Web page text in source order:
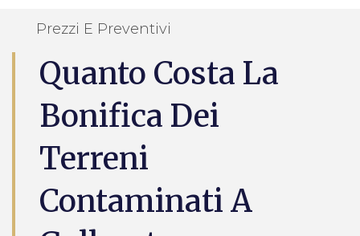
Prezzi E Preventivi
Quanto Costa La
Bonifica Dei
Terreni
Contaminati A